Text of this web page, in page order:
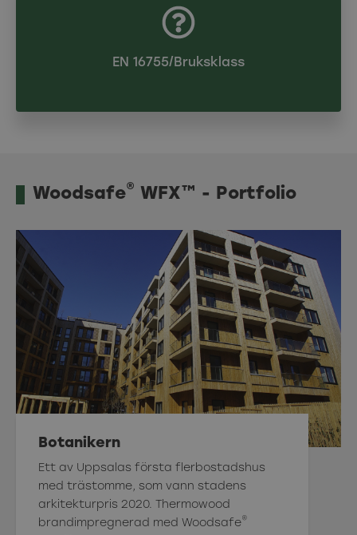
EN 16755/Bruksklass
Woodsafe® WFX™ - Portfolio
Botanikern
Ett av Uppsalas första flerbostadshus
med trästomme, som vann stadens
arkitekturpris 2020. Thermowood
brandimpregnerad med Woodsafe®